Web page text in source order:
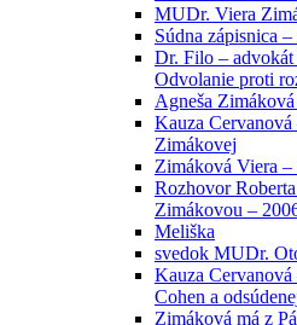
MUDr. Viera
Súdna zápisnica
Dr. Filo –
Odvolanie proti
Agneša
Kauza
Zimákovej
Zimáková Viera
Rozhovor
Zimákovou –
Meliška
svedok MUDr.
Kauza Cervanová
Cohen a
Zimáková má z